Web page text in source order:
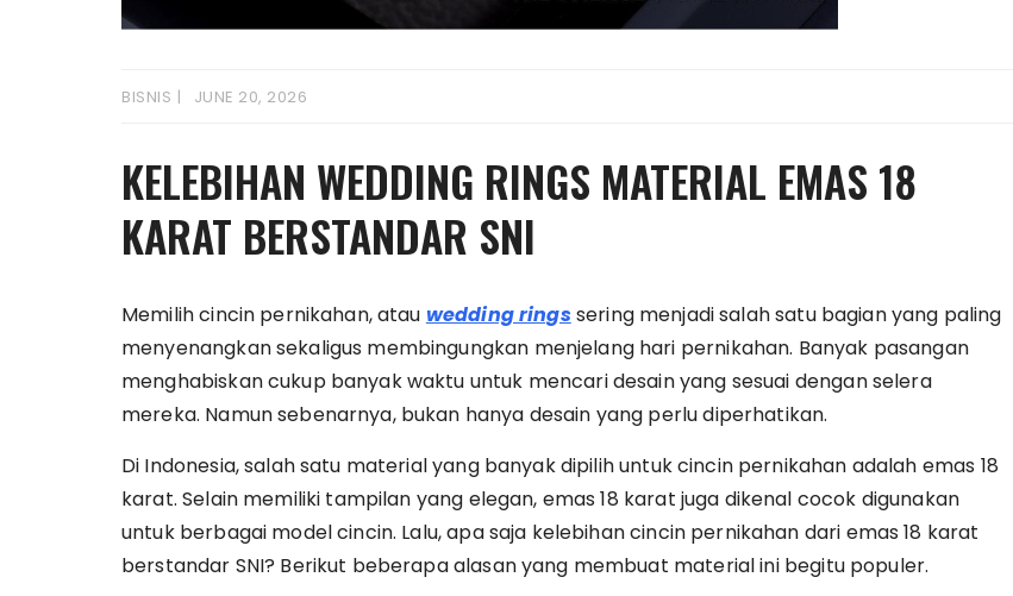
BISNIS JUNE 20, 2026
KELEBIHAN WEDDING RINGS MATERIAL EMAS 18
KARAT BERSTANDAR SNI
Memilih cincin pernikahan, atau wedding ringssering menjadi salah satu bagian yang paling
menyenangkan sekaligus membingungkan menjelang hari pernikahan. Banyak pasangan
menghabiskan cukup banyak waktu untuk mencari desain yang sesuai dengan selera
mereka. Namun sebenarnya, bukan hanya desain yang perlu diperhatikan.
Di Indonesia, salah satu material yang banyak dipilih untuk cincin pernikahan adalah emas 18
karat. Selain memiliki tampilan yang elegan, emas 18 karat juga dikenal cocok digunakan
untuk berbagai model cincin. Lalu, apa saja kelebihan cincin pernikahan dari emas 18 karat
berstandar SNI? Berikut beberapa alasan yang membuat material ini begitu populer.